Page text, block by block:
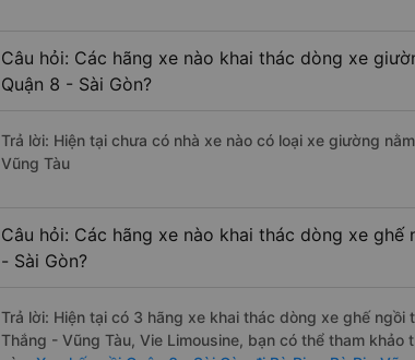
Câu hỏi: Các hãng xe nào khai thác dòng xe
Quận 8 - Sài Gòn?
Trả lời: Hiện tại chưa có nhà xe nào có loại xe giường
Vũng Tàu
Câu hỏi: Các hãng xe nào khai thác dòng xe ghế
- Sài Gòn?
Trả lời: Hiện tại có 3 hãng xe khai thác dòng xe ghế
Thắng - Vũng Tàu, Vie Limousine, bạn có thể tham